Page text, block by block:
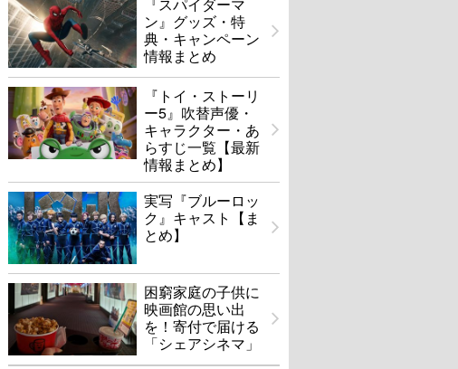
『スパイダーマ
ン』グッズ・特
典・キャンペーン
情報まとめ
『トイ・ストーリ
ー5』吹替声優・
キャラクター・あ
らすじ一覧【最新
情報まとめ】
実写『ブルーロッ
ク』キャスト【ま
とめ】
困窮家庭の子供に
映画館の思い出
を！寄付で届ける
「シェアシネマ」